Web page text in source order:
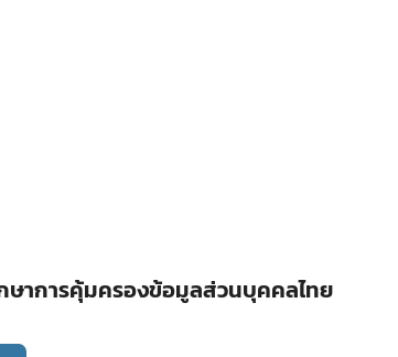
ษาการคุ้มครองข้อมูลส่วนบุคคลไทย